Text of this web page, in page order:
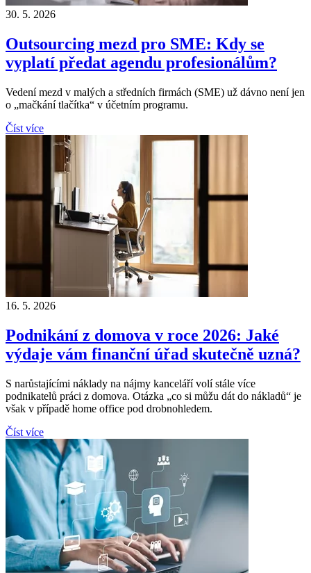
30. 5. 2026
Outsourcing mezd pro SME: Kdy se
vyplatí předat agendu profesionálům?
Vedení mezd v malých a středních firmách (SME) už dávno není jen
o „mačkání tlačítka“ v účetním programu.
Číst více
16. 5. 2026
Podnikání z domova v roce 2026: Jaké
výdaje vám finanční úřad skutečně uzná?
S narůstajícími náklady na nájmy kanceláří volí stále více
podnikatelů práci z domova. Otázka „co si můžu dát do nákladů“ je
však v případě home office pod drobnohledem.
Číst více